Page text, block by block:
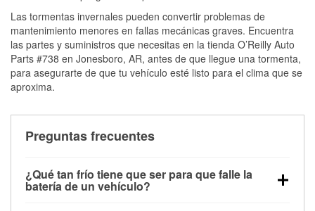
Las tormentas invernales pueden convertir problemas de
mantenimiento menores en fallas mecánicas graves. Encuentra
las partes y suministros que necesitas en la tienda O’Reilly Auto
Parts #738 en Jonesboro, AR, antes de que llegue una tormenta,
para asegurarte de que tu vehículo esté listo para el clima que se
aproxima.
Preguntas frecuentes
¿Qué tan frío tiene que ser para que falle la
batería de un vehículo?